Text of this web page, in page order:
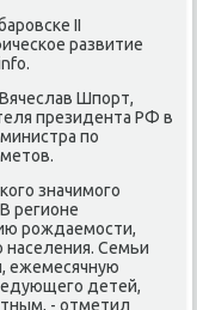
II
развитие
Шпорт,
президента РФ в
по
значимого
регионе
рождаемости,
Семьи
ежемесячную
детей,
- отметил